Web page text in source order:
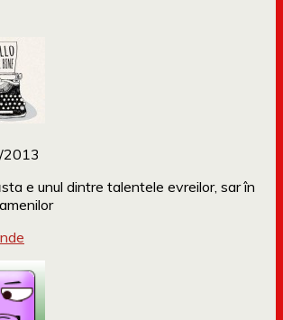
e unul dintre talentele evreilor, sar în